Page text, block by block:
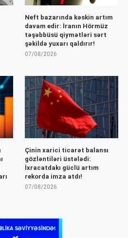
Neft bazarında kəskin artım
davam edir: İranın Hörmüz
təşəbbüsü qiymətləri sərt
şəkildə yuxarı qaldırır!
07/08/2026
Çinin xarici ticarət balansı
gözləntiləri üstələdi:
İxracatdakı güclü artım
rekorda imza atdı!
07/08/2026